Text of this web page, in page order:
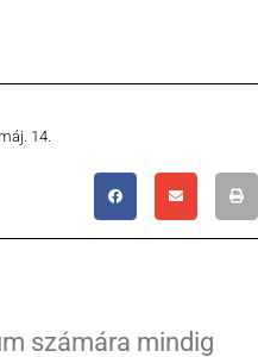
14.
számára mindig